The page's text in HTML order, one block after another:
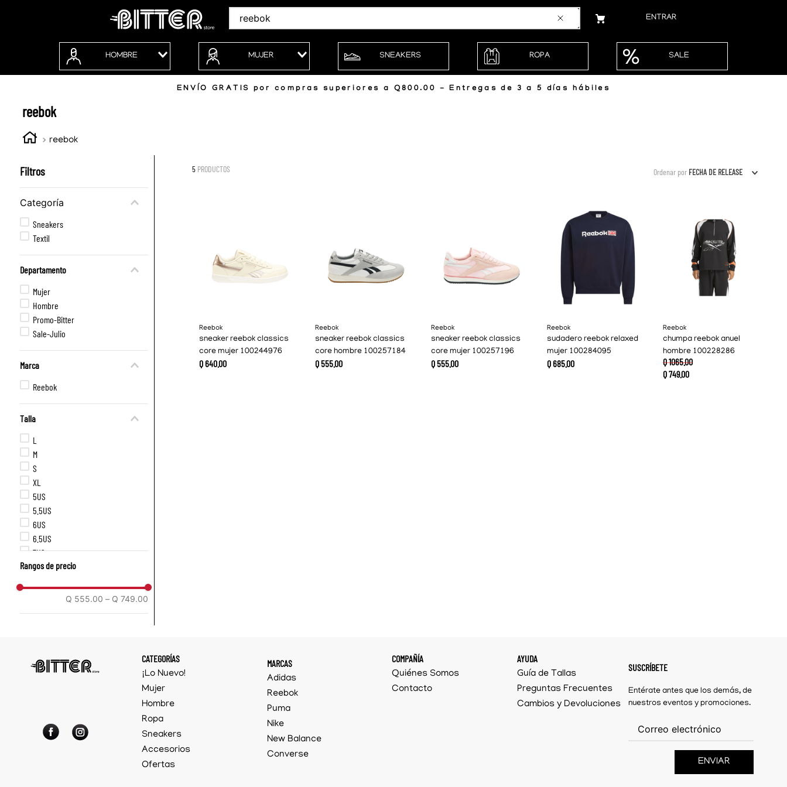
Buscar
ENTRAR
HOMBRE MUJER SNEAKERS ROPA SALE
ENVÍO GRATIS por compras superiores a Q800.00 - Entregas de 3 a 5 días hábiles
reebok
reebok
Filtros
Categoría
Sneakers
Textil
Departamento
Mujer
Hombre
Promo-Bitter
Sale-Julio
Marca
Reebok
Talla
L
M
S
XL
5US
5.5US
6US
6.5US
7US
7.5US
Rangos de precio
Q 555.00 – Q 749.00
5 PRODUCTOS Ordenar por FECHA DE RELEASE
Reebok
sneaker reebok classics
core mujer 100244976
Q64000
Reebok
sneaker reebok classics
core hombre 100257184
Q55500
Reebok
sneaker reebok classics
core mujer 100257196
Q55500
Reebok
sudadero reebok relaxed
mujer 100284095
Q68500
Reebok
chumpa reebok anuel
hombre 100228286
Q1065.00
Q749.00
CATEGORÍAS
¡Lo Nuevo!
Mujer
Hombre
Ropa
Sneakers
Accesorios
Ofertas
MARCAS
Adidas
Reebok
Puma
Nike
New Balance
Converse
COMPAÑÍA
Quiénes Somos
Contacto
AYUDA
Guía de Tallas
Preguntas Frecuentes
Cambios y Devoluciones
SUSCRÍBETE
Entérate antes que los demás, de
nuestros eventos y promociones.
ENVIAR